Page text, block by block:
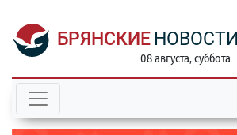
БРЯНСКИЕ НОВОСТИ
08 августа, суббота